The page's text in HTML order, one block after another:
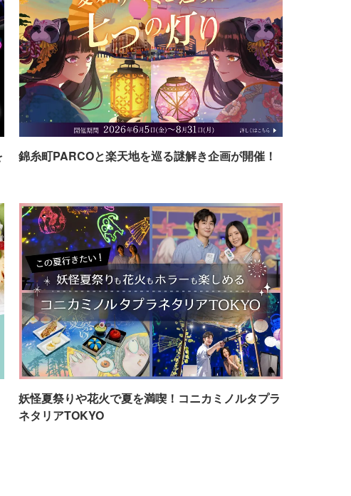
錦糸町PARCOと楽天地を巡る謎解き企画が開催！
妖怪夏祭りや花火で夏を満喫！コニカミノルタプラ
ネタリアTOKYO